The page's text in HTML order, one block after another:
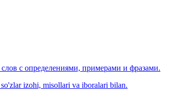
с определениями, примерами и фразами.
izohi, misollari va iboralari bilan.